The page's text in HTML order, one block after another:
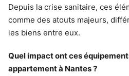
Depuis la crise sanitaire, ces
comme des atouts majeurs,
les biens entre eux.
Quel impact ont ces
appartement à Nantes ?